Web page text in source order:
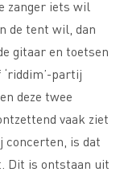
zanger iets wil
de tent wil, dan
gitaar en toetsen
‘riddim’-partij
deze twee
vaak ziet
concerten, is dat
Dit is ontstaan uit